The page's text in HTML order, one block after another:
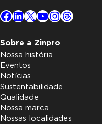
Facebook
LinkedIn
X YouTube
Instagram
Threads
Sobre a Zinpro
Nossa história
Eventos
Notícias
Sustentabilidade
Qualidade
Nossa marca
Nossas localidades